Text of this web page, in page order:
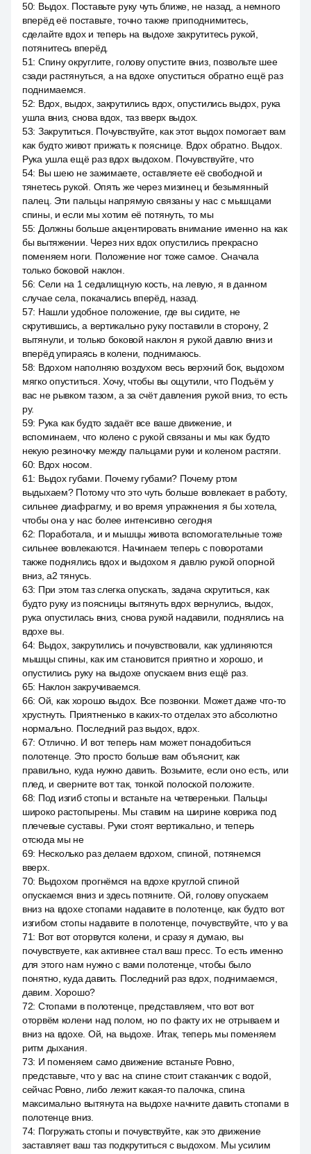
50: Выдох. Поставьте руку чуть ближе, не назад, а немного
вперёд её поставьте, точно также приподнимитесь,
сделайте вдох и теперь на выдохе закрутитесь рукой,
потянитесь вперёд.
51: Спину округлите, голову опустите вниз, позвольте шее
сзади растянуться, а на вдохе опуститься обратно ещё раз
поднимаемся.
52: Вдох, выдох, закрутились вдох, опустились выдох, рука
ушла вниз, снова вдох, таз вверх выдох.
53: Закрутиться. Почувствуйте, как этот выдох помогает вам
как будто живот прижать к пояснице. Вдох обратно. Выдох.
Рука ушла ещё раз вдох выдохом. Почувствуйте, что
54: Вы шею не зажимаете, оставляете её свободной и
тянетесь рукой. Опять же через мизинец и безымянный
палец. Эти пальцы напрямую связаны у нас с мышцами
спины, и если мы хотим её потянуть, то мы
55: Должны больше акцентировать внимание именно на как
бы вытяжении. Через них вдох опустились прекрасно
поменяем ноги. Положение ног тоже самое. Сначала
только боковой наклон.
56: Сели на 1 седалищную кость, на левую, я в данном
случае села, покачались вперёд, назад.
57: Нашли удобное положение, где вы сидите, не
скрутившись, а вертикально руку поставили в сторону, 2
вытянули, и только боковой наклон я рукой давлю вниз и
вперёд упираясь в колени, поднимаюсь.
58: Вдохом наполняю воздухом весь верхний бок, выдохом
мягко опуститься. Хочу, чтобы вы ощутили, что Подъём у
вас не рывком тазом, а за счёт давления рукой вниз, то есть
ру.
59: Рука как будто задаёт все ваше движение, и
вспоминаем, что колено с рукой связаны и мы как будто
некую резиночку между пальцами руки и коленом растяги.
60: Вдох носом.
61: Выдох губами. Почему губами? Почему ртом
выдыхаем? Потому что это чуть больше вовлекает в работу,
сильнее диафрагму, и во время упражнения я бы хотела,
чтобы она у нас более интенсивно сегодня
62: Поработала, и и мышцы живота вспомогательные тоже
сильнее вовлекаются. Начинаем теперь с поворотами
также поднялись вдох и выдохом я давлю рукой опорной
вниз, a2 тянусь.
63: При этом таз слегка опускать, задача скрутиться, как
будто руку из поясницы вытянуть вдох вернулись, выдох,
рука опустилась вниз, снова рукой надавили, поднялись на
вдохе вы.
64: Выдох, закрутились и почувствовали, как удлиняются
мышцы спины, как им становится приятно и хорошо, и
опустились руку на выдохе опускаем вниз ещё раз.
65: Наклон закручиваемся.
66: Ой, как хорошо выдох. Все позвонки. Может даже что-то
хрустнуть. Приятненько в каких-то отделах это абсолютно
нормально. Последний раз выдох, вдох.
67: Отлично. И вот теперь нам может понадобиться
полотенце. Это просто больше вам объяснит, как
правильно, куда нужно давить. Возьмите, если оно есть, или
плед, и сверните вот так, тонкой полоской положите.
68: Под изгиб стопы и встаньте на четвереньки. Пальцы
широко растопырены. Мы ставим на ширине коврика под
плечевые суставы. Руки стоят вертикально, и теперь
отсюда мы не
69: Несколько раз делаем вдохом, спиной, потянемся
вверх.
70: Выдохом прогнёмся на вдохе круглой спиной
опускаемся вниз и здесь потяните. Ой, голову опускаем
вниз на вдохе стопами надавите в полотенце, как будто вот
изгибом стопы надавите в полотенце, почувствуйте, что у ва
71: Вот вот оторвутся колени, и сразу я думаю, вы
почувствуете, как активнее стал ваш пресс. То есть именно
для этого нам нужно с вами полотенце, чтобы было
понятно, куда давить. Последний раз вдох, поднимаемся,
давим. Хорошо?
72: Стопами в полотенце, представляем, что вот вот
оторвём колени над полом, но по факту их не отрываем и
вниз на вдохе. Ой, на выдохе. Итак, теперь мы поменяем
ритм дыхания.
73: И поменяем само движение встаньте Ровно,
представьте, что у вас на спине стоит стаканчик с водой,
сейчас Ровно, либо лежит какая-то палочка, спина
максимально вытянута на выдохе начните давить стопами в
полотенце вниз.
74: Погружать стопы и почувствуйте, как это движение
заставляет ваш таз подкрутиться с выдохом. Мы усилим